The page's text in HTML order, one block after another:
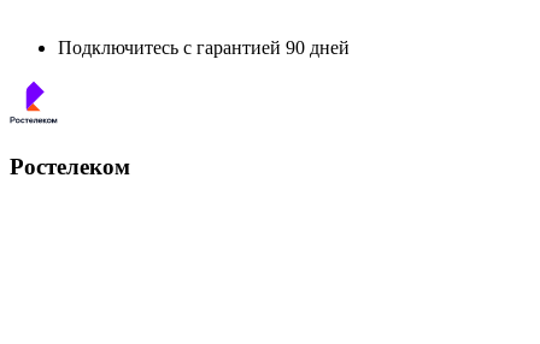
Подключитесь с гарантией 90 дней
Ростелеком